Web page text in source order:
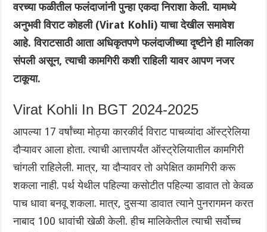
वरच्या फळीतील फलंदाजांनी पुन्हा एकदा निराशा केली. यामध्ये
अनुभवी विराट कोहली (Virat Kohli) याचा देखील समावेश
आहे. विराटसाठी आता अधिकृतपणे फलंदाजीच्या दृष्टीने ही मालिका
संपली असून, त्याची कामगिरी कशी राहिली यावर आपण नजर
टाकूया.
Virat Kohli In BGT 2024-2025
आपल्या 17 वर्षांच्या मोठ्या कारकीर्द विराट पाचव्यांदा ऑस्ट्रेलिया
दौऱ्यावर आला होता. त्याची आत्तापर्यंत ऑस्ट्रेलियातील कामगिरी
चांगली राहिलेली‌. मात्र, या दौऱ्यावर तो अपेक्षित कामगिरी करू
शकला नाही. पर्थ येथील पहिल्या कसोटीत पहिल्या डावात तो केवळ
पाच धावा बनवू शकला. मात्र, दुसऱ्या डावात त्याने पुनरागमन करत
नाबाद 100 धावांची खेळी केली. हीच मालिकेतील त्याची सर्वोच्च